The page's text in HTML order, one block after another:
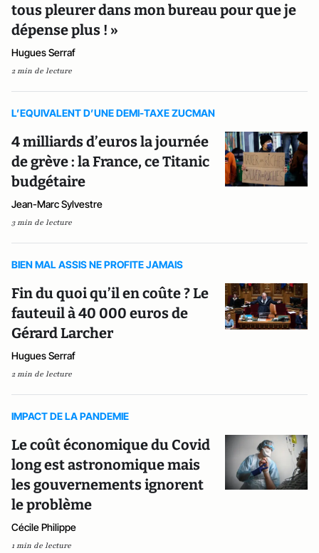
tous pleurer dans mon bureau pour que je
dépense plus ! »
Hugues Serraf
2 min de lecture
L’EQUIVALENT D’UNE DEMI-TAXE ZUCMAN
4 milliards d’euros la journée
de grève : la France, ce Titanic
budgétaire
Jean-Marc Sylvestre
3 min de lecture
BIEN MAL ASSIS NE PROFITE JAMAIS
Fin du quoi qu’il en coûte ? Le
fauteuil à 40 000 euros de
Gérard Larcher
Hugues Serraf
2 min de lecture
IMPACT DE LA PANDEMIE
Le coût économique du Covid
long est astronomique mais
les gouvernements ignorent
le problème
Cécile Philippe
1 min de lecture